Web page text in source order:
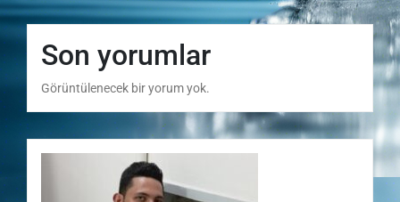
Son yorumlar
Görüntülenecek bir yorum yok.